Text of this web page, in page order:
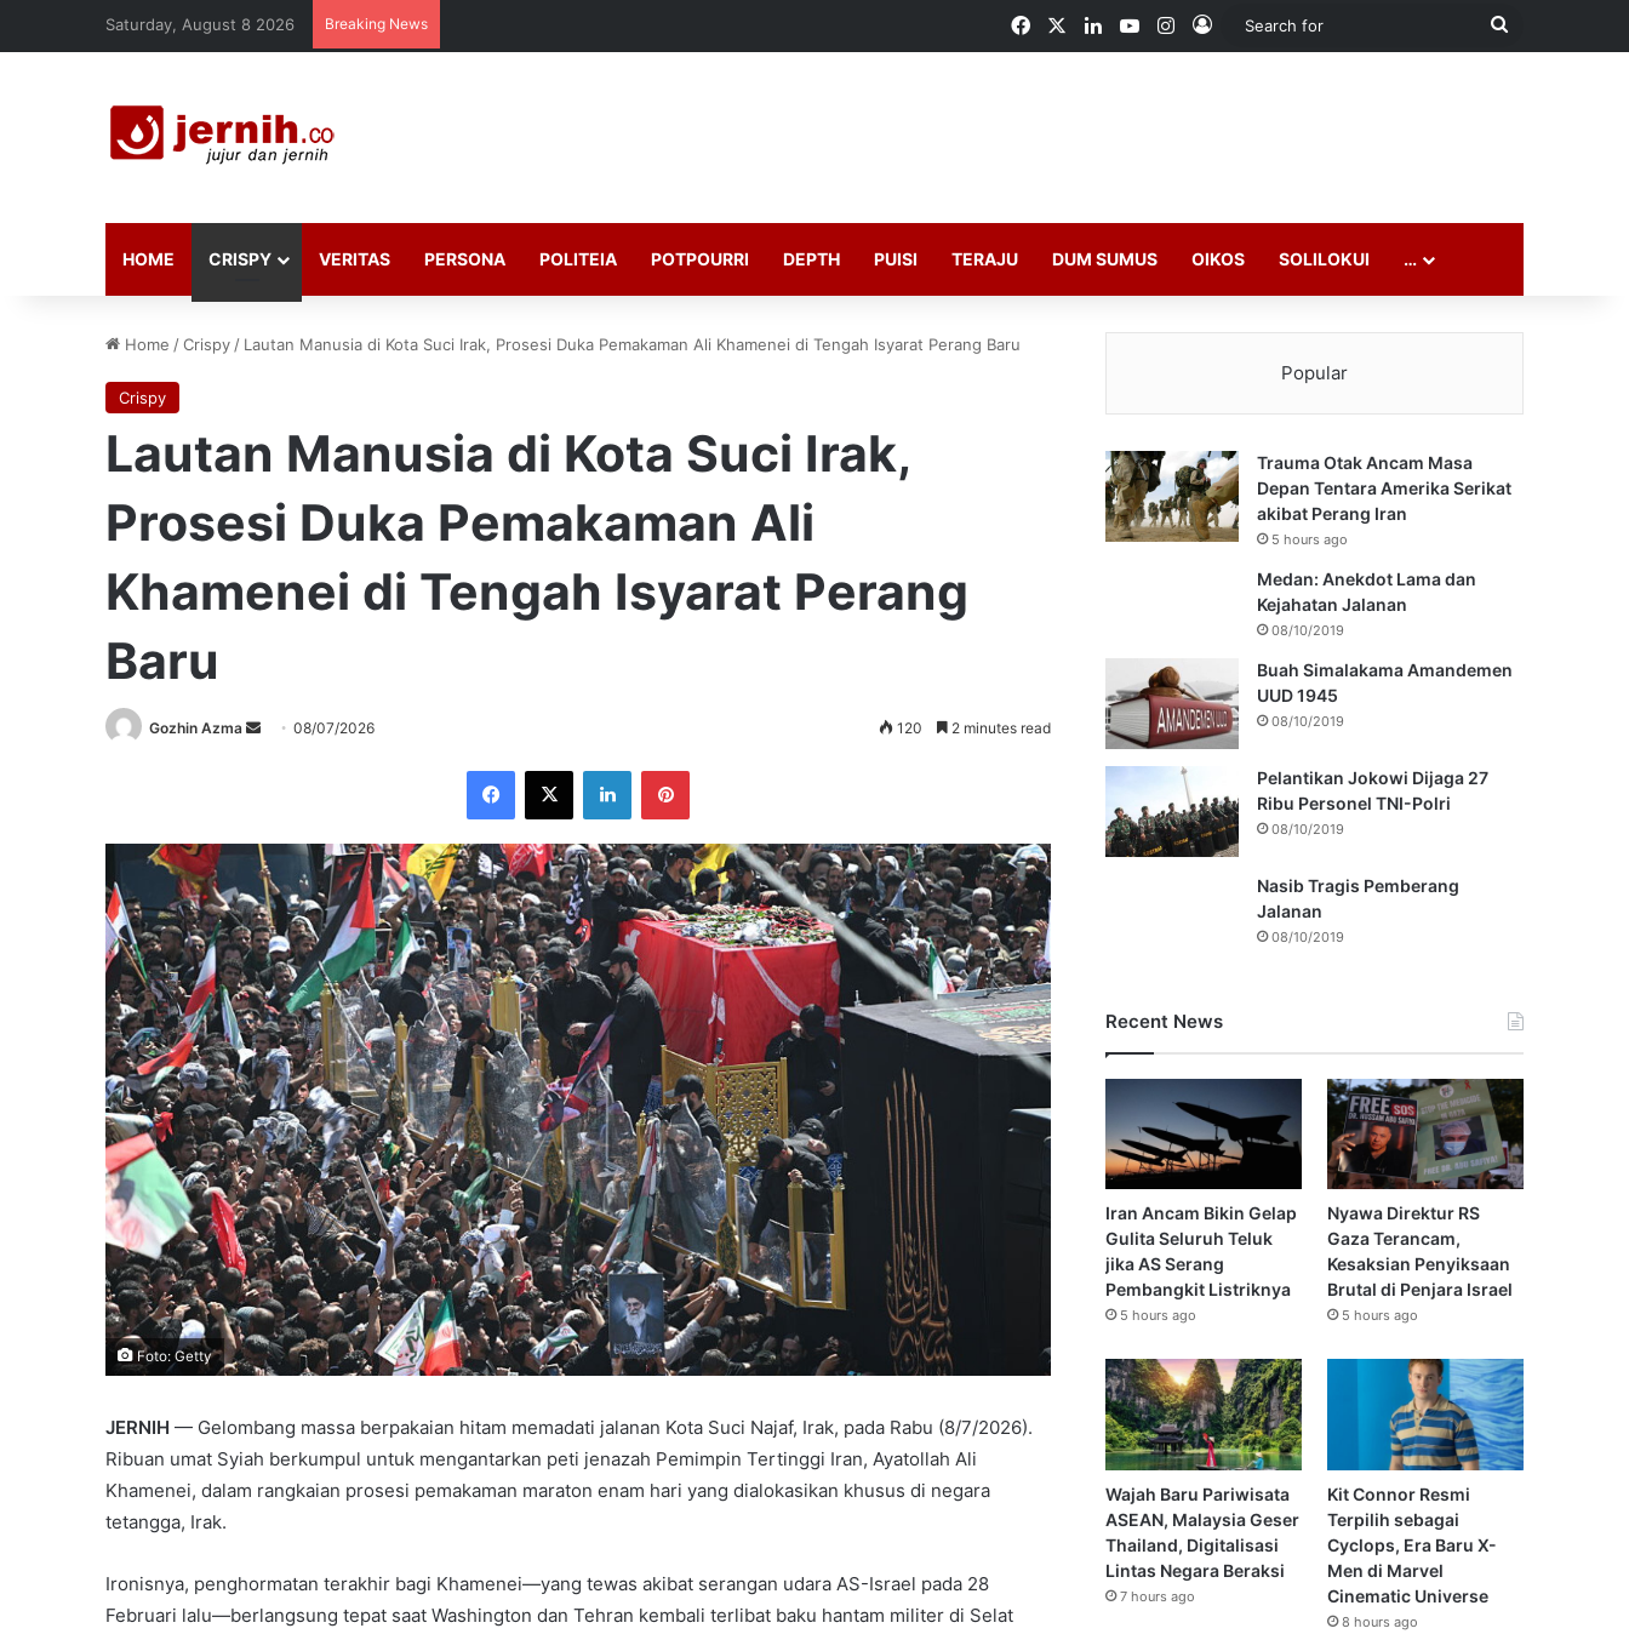
Saturday, August 8 2026 Breaking News FacebookLinkedInYouTubeInstagram
Log In
Search
HOME CRISPY VERITAS PERSONA POLITEIA POTPOURRI DEPTH PUISI TERAJU DUM SUMUS OIKOS SOLILOKUI …
Home /Crispy / Lautan Manusia di Kota Suci Irak, Prosesi Duka Pemakaman Ali Khamenei di Tengah Isyarat Perang Baru
Crispy
Lautan Manusia di Kota Suci Irak,
Prosesi Duka Pemakaman Ali
Khamenei di Tengah Isyarat Perang
Baru
Gozhin Azma
Send08/07/2026 120 2 minutes read
Facebook
X LinkedInPinterest
Foto: Getty
JERNIH — Gelombang massa berpakaian hitam memadati jalanan Kota Suci Najaf, Irak, pada Rabu (8/7/2026).
Ribuan umat Syiah berkumpul untuk mengantarkan peti jenazah Pemimpin Tertinggi Iran, Ayatollah Ali
Khamenei, dalam rangkaian prosesi pemakaman maraton enam hari yang dialokasikan khusus di negara
tetangga, Irak.
Ironisnya, penghormatan terakhir bagi Khamenei—yang tewas akibat serangan udara AS-Israel pada 28
Februari lalu—berlangsung tepat saat Washington dan Tehran kembali terlibat baku hantam militer di Selat
Popular
Trauma Otak Ancam Masa
Depan Tentara Amerika Serikat
akibat Perang Iran
5 hours ago
Medan: Anekdot Lama dan
Kejahatan Jalanan
08/10/2019
Buah Simalakama Amandemen
UUD 1945
08/10/2019
Pelantikan Jokowi Dijaga 27
Ribu Personel TNI-Polri
08/10/2019
Nasib Tragis Pemberang
Jalanan
08/10/2019
Recent News
Iran Ancam Bikin Gelap
Gulita Seluruh Teluk
jika AS Serang
Pembangkit Listriknya
5 hours ago
Nyawa Direktur RS
Gaza Terancam,
Kesaksian Penyiksaan
Brutal di Penjara Israel
5 hours ago
Wajah Baru Pariwisata
ASEAN, Malaysia Geser
Thailand, Digitalisasi
Lintas Negara Beraksi
7 hours ago
Kit Connor Resmi
Terpilih sebagai
Cyclops, Era Baru X-
Men di Marvel
Cinematic Universe
8 hours ago